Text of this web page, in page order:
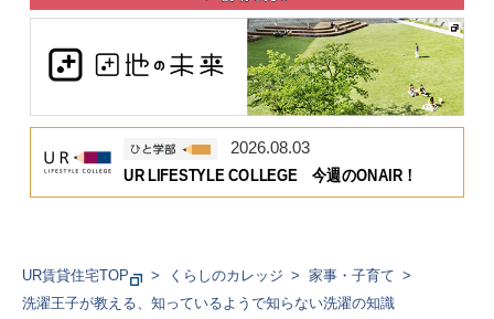
2026.08.03
UR LIFESTYLE COLLEGE 今週のONAIR！
UR賃貸住宅TOP くらしのカレッジ
家事・子育て
洗濯王子が教える、知っているようで知らない洗濯の知識